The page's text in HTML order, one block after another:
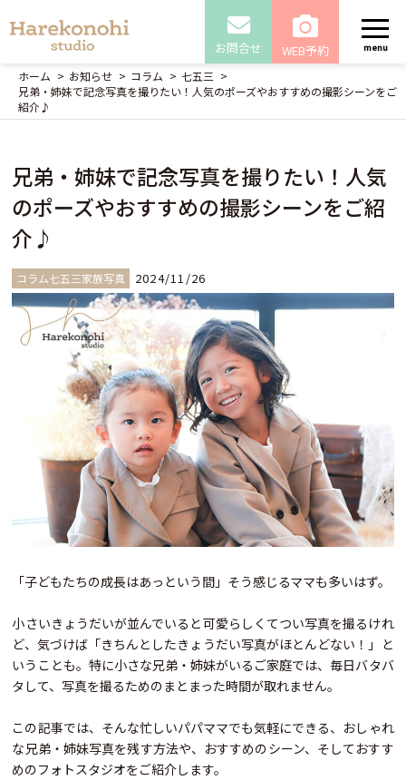
お問合せ WEB予約 menu
ホーム お知らせ コラム
七五三
兄弟・姉妹で記念写真を撮りたい！人気のポーズやおすすめの撮影シーンをご
紹介♪
兄弟・姉妹で記念写真を撮りたい！人気
のポーズやおすすめの撮影シーンをご紹
介♪
コラム七五三家族写真 2024/11/26
「子どもたちの成長はあっという間」そう感じるママも多いはず。
小さいきょうだいが並んでいると可愛らしくてつい写真を撮るけれ
ど、気づけば「きちんとしたきょうだい写真がほとんどない！」と
いうことも。特に小さな兄弟・姉妹がいるご家庭では、毎日バタバ
タして、写真を撮るためのまとまった時間が取れません。
この記事では、そんな忙しいパパママでも気軽にできる、おしゃれ
な兄弟・姉妹写真を残す方法や、おすすめのシーン、そしておすす
めのフォトスタジオをご紹介します。